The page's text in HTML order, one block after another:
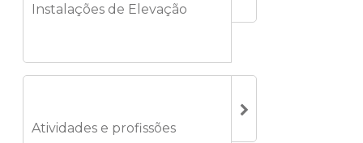
Instalações de Elevação
Atividades e profissões